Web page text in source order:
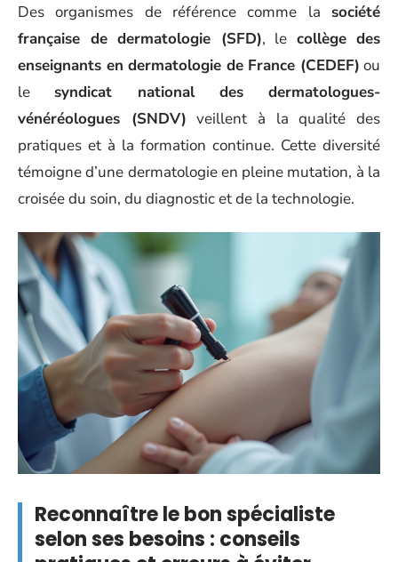
Des organismes de référence comme la société
française de dermatologie (SFD), le collège des
enseignants en dermatologie de France (CEDEF) ou
le syndicat national des dermatologues-
vénéréologues (SNDV) veillent à la qualité des
pratiques et à la formation continue. Cette diversité
témoigne d’une dermatologie en pleine mutation, à la
croisée du soin, du diagnostic et de la technologie.
Reconnaître le bon spécialiste
selon ses besoins : conseils